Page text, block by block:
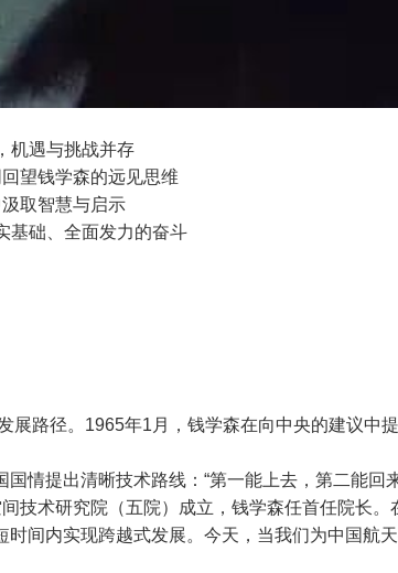
机遇与挑战并存
望钱学森的远见思维
汲取智慧与启示
基础、全面发力的奋斗
路径。1965年1月，钱学森在向中央的建议中
情提出清晰技术路线：“第一能上去，第二能
技术研究院（五院）成立，钱学森任首任院长
间内实现跨越式发展。今天，当我们为中国航